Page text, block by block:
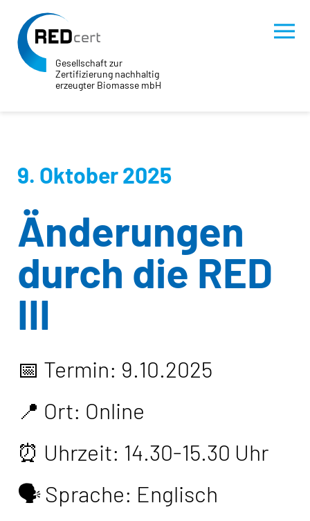
Gesellschaft zur
Zertifizierung nachhaltig
erzeugter Biomasse mbH
9. Oktober 2025
Änderungen
durch die RED
III
📅 Termin: 9.10.2025
📍 Ort: Online
⏰ Uhrzeit: 14.30-15.30 Uhr
🗣️ Sprache: Englisch